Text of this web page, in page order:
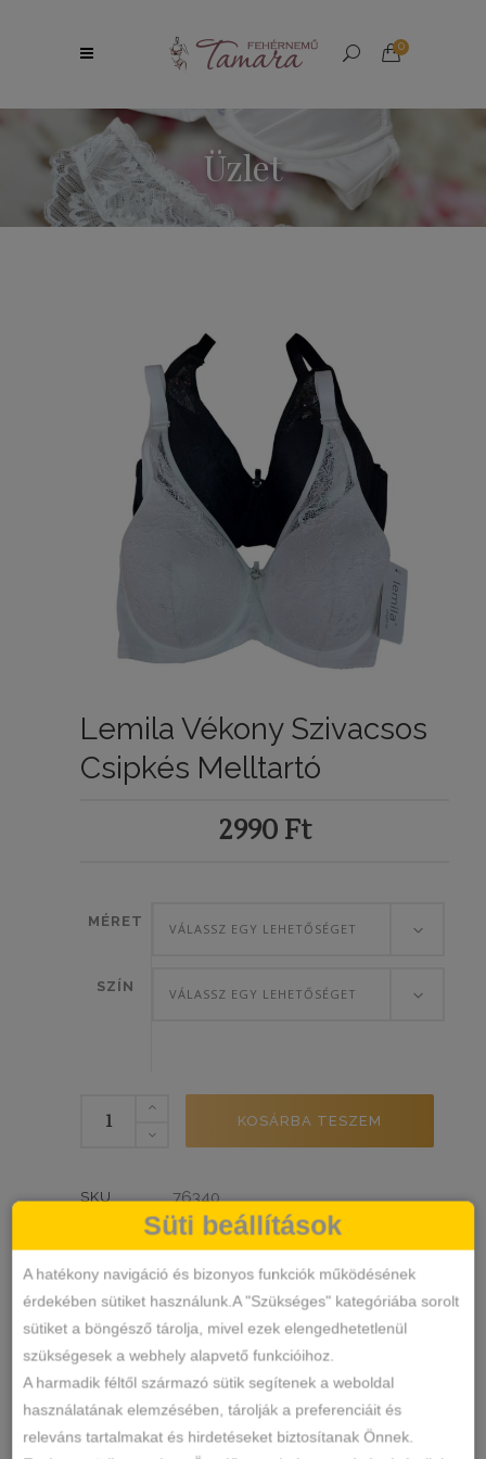
0
Üzlet
Lemila Vékony Szivacsos
Csipkés Melltartó
2990 Ft
MÉRET VÁLASSZ EGY LEHETŐSÉGET
SZÍN VÁLASSZ EGY LEHETŐSÉGET
csipkés
KOSÁRBA TESZEM
SKU 76340
KATEGÓRIA Melltartó
CÍMKÉK csipkés,lemila,lengyel melltartó
Márka:Lemila
TOVÁBBI INFORMÁCIÓK
Süti beállítások
A hatékony navigáció és bizonyos funkciók működésének
érdekében sütiket használunk.A "Szükséges" kategóriába sorolt
sütiket a böngésző tárolja, mivel ezek elengedhetetlenül
szükségesek a webhely alapvető funkcióihoz.
A harmadik féltől származó sütik segítenek a weboldal
használatának elemzésében, tárolják a preferenciáit és
releváns tartalmakat és hirdetéseket biztosítanak Önnek.